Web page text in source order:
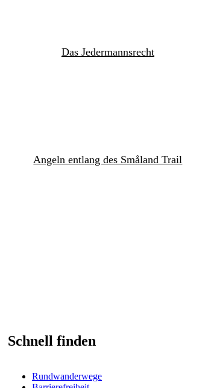
Das Jedermannsrecht
Angeln entlang des Småland Trail
Schnell finden
Rundwanderwege